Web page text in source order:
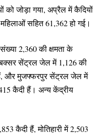
जोड़ा गया, अप्रैल में कैदियों
सहित 61,362 हो गई।
2,360 की क्षमता के
सेंट्रल जेल में 1,126 की
और मुजफ्फरपुर सेंट्रल जेल में
कैदी हैं। अन्य केंद्रीय
कैदी हैं, मोतिहारी में 2,503